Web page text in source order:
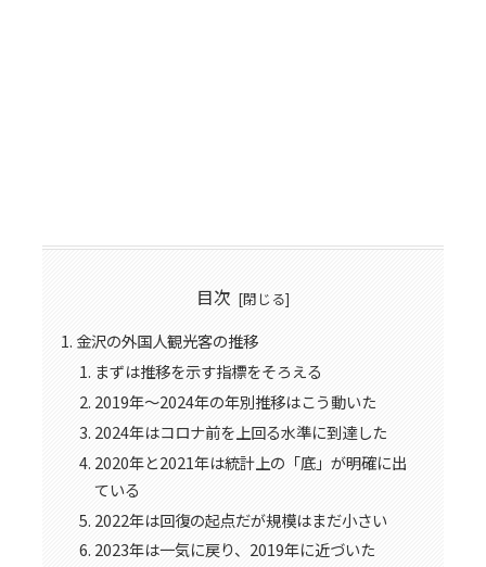
目次
金沢の外国人観光客の推移
まずは推移を示す指標をそろえる
2019年〜2024年の年別推移はこう動いた
2024年はコロナ前を上回る水準に到達した
2020年と2021年は統計上の「底」が明確に出
ている
2022年は回復の起点だが規模はまだ小さい
2023年は一気に戻り、2019年に近づいた